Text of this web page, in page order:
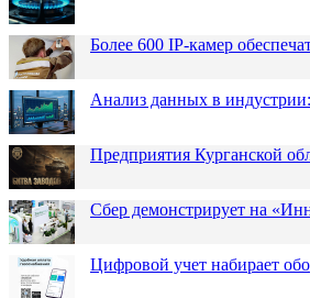
Более 600 IP-камер
Анализ данных в
Предприятия Курганской
Сбер демонстрирует на
Цифровой учет набирает